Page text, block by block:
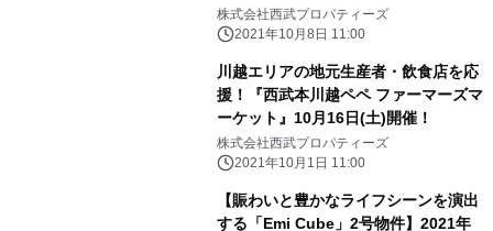
展、限定メニューなどが登場『KIOI
AUTUMN ROSES』
株式会社西武プロパティーズ
2021年10月8日 11:00
川越エリアの地元生産者・飲食店を応
援！『西武本川越ペペ ファーマーズマ
ーケット』10月16日(土)開催！
株式会社西武プロパティーズ
2021年10月1日 11:00
【賑わいと豊かなライフシーンを演出
する「Emi Cube」2号物件】2021年